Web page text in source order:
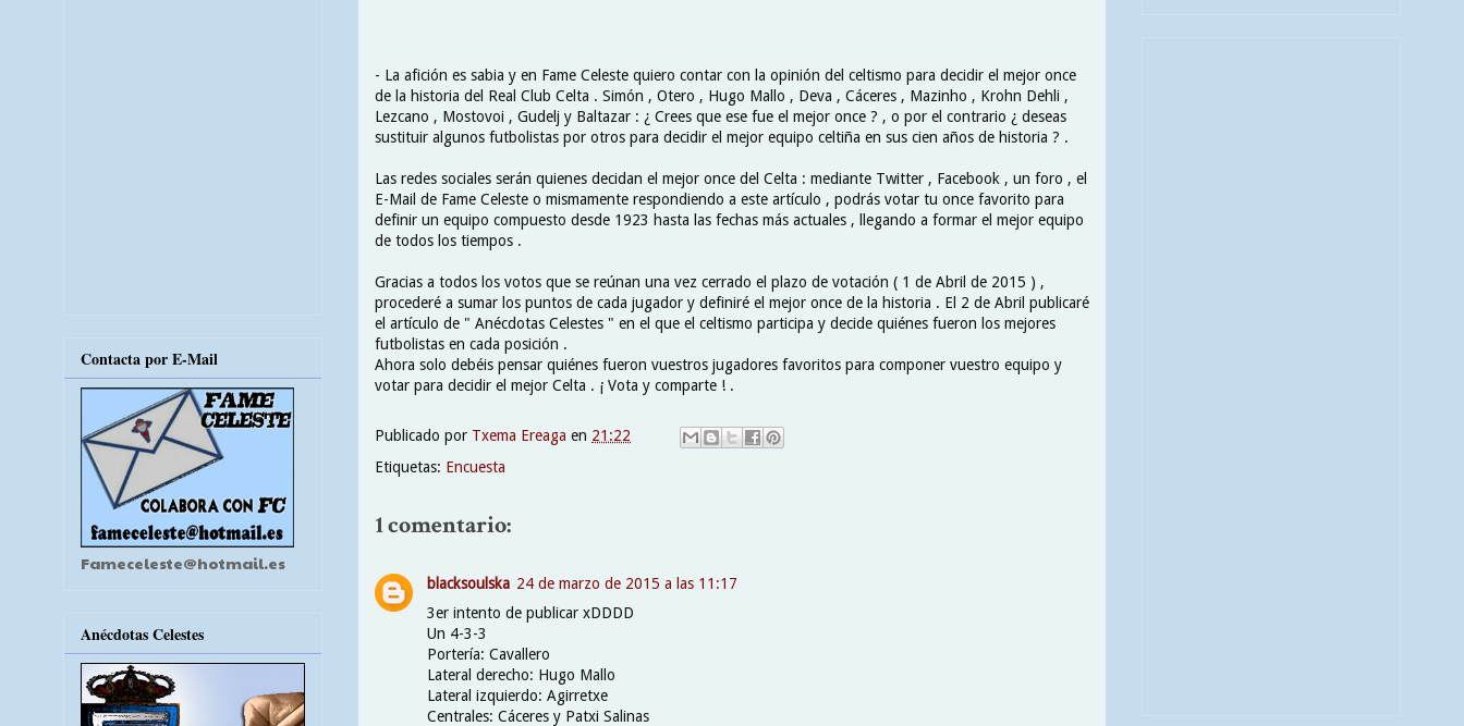
- La afición es sabia y en Fame Celeste quiero contar con la opinión del celtismo para decidir el mejor once
de la historia del Real Club Celta . Simón , Otero , Hugo Mallo , Deva , Cáceres , Mazinho , Krohn Dehli ,
Lezcano , Mostovoi , Gudelj y Baltazar : ¿ Crees que ese fue el mejor once ? , o por el contrario ¿ deseas
sustituir algunos futbolistas por otros para decidir el mejor equipo celtiña en sus cien años de historia ? .
Las redes sociales serán quienes decidan el mejor once del Celta : mediante Twitter , Facebook , un foro , el
E-Mail de Fame Celeste o mismamente respondiendo a este artículo , podrás votar tu once favorito para
definir un equipo compuesto desde 1923 hasta las fechas más actuales , llegando a formar el mejor equipo
de todos los tiempos .
Gracias a todos los votos que se reúnan una vez cerrado el plazo de votación ( 1 de Abril de 2015 ) ,
procederé a sumar los puntos de cada jugador y definiré el mejor once de la historia . El 2 de Abril publicaré
el artículo de " Anécdotas Celestes " en el que el celtismo participa y decide quiénes fueron los mejores
futbolistas en cada posición .
Ahora solo debéis pensar quiénes fueron vuestros jugadores favoritos para componer vuestro equipo y
votar para decidir el mejor Celta . ¡ Vota y comparte ! .
Publicado por Txema Ereaga en 21:22
Etiquetas: Encuesta
1 comentario:
blacksoulska 24 de marzo de 2015 a las 11:17
3er intento de publicar xDDDD
Un 4-3-3
Portería: Cavallero
Lateral derecho: Hugo Mallo
Lateral izquierdo: Agirretxe
Centrales: Cáceres y Patxi Salinas
Contacta por E-Mail
Fameceleste@hotmail.es
Anécdotas Celestes